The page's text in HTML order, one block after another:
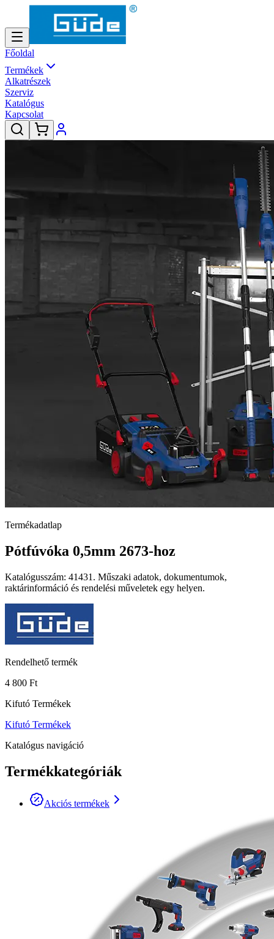
Főoldal
Termékek
Alkatrészek
Szerviz
Katalógus
Kapcsolat
Termékadatlap
Pótfúvóka 0,5mm 2673-hoz
Katalógusszám: 41431. Műszaki adatok, dokumentumok,
raktárinformáció és rendelési műveletek egy helyen.
Rendelhető termék
4 800 Ft
Kifutó Termékek
Kifutó Termékek
Katalógus navigáció
Termékkategóriák
Akciós termékek